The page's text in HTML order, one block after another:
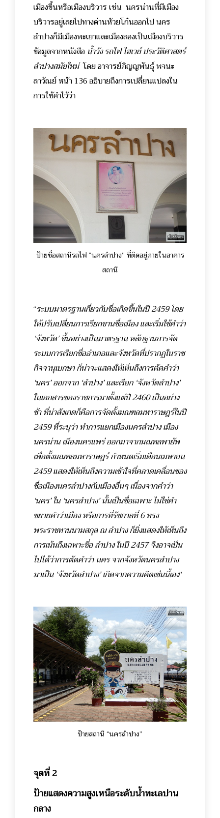
เมืองขึ้นหรือเมืองบริวาร เช่น นครน่านที่มีเมือง
บริวารอยู่เลยไปทางด่านห้วยโก๋นออกไป นคร
ลำปางก็มีเมืองพะเยาและเมืองลองเป็นเมืองบริวาร
ข้อมูลจากหนังสือ น้ำวัง รถไฟ ไฮเวย์ประวัติศาสตร์
ลำปางสมัยใหม่โดย อาจารย์ภิญญพันธุ์ พจนะ
ลาวัณย์ หน้า 136 อธิบายถึงการเปลี่ยนแปลงใน
การใช้คำไว้ว่า
ป้ายชื่อสถานีรถไฟ “นครลำปาง” ที่ติดอยู่ภายในอาคาร
สถานี
“ระบบมาตรฐานเกี่ยวกับชื่อเกิดขึ้นในปี 2459 โดย
ให้ปรับเปลี่ยนการเรียกขานชื่อเมือง และเริ่มใช้คำว่า
‘จังหวัด’ขึ้นอย่างเป็นมาตรฐาน หลักฐานการจัด
ระบบการเรียกชื่ออำเภอและจังหวัดที่ปรากฏในราช
กิจจานุเบกษา ก็น่าจะแสดงให้เห็นถึงการตัดคำว่า
‘นคร’ออกจาก ‘ลำปาง’และเรียก ‘จังหวัดลำปาง’
ในเอกสารของราชการมาตั้งแต่ปี 2460 เป็นอย่าง
ช้า ที่น่าสังเกตก็คือการจัดตั้งมณฑลมหาราษฎร์ในปี
2459 ที่ระบุว่า ทำการแยกเมืองนครลำปาง เมือง
นครน่าน เมืองนครแพร่ ออกมาจากมณฑลพายัพ
เพื่อตั้งมณฑลมหาราษฎร์ กำหนดเริ่มเดือนเมษายน
2459 แสดงให้เห็นถึงความเข้าใจที่คลาดเคลื่อนของ
ชื่อเมืองนครลำปางกับเมืองอื่นๆ เนื่องจากคำว่า
‘นคร’ใน ‘นครลำปาง’นั้นเป็นชื่อเฉพาะ ไม่ใช่คำ
ขยายคำว่าเมือง หรือการที่รัชกาลที่ 6 ทรง
พระราชทานนามสกุล ณ ลำปาง ก็ยิ่งแสดงให้เห็นถึง
การเน้นถึงเฉพาะชื่อ ลำปาง ในปี 2457 จึงอาจเป็น
ไปได้ว่าการตัดคำว่า นคร จากจังหวัดนครลำปาง
มาเป็น ‘จังหวัดลำปาง’เกิดจากความคิดเช่นนี้เอง”
ป้ายสถานี “นครลำปาง”
จุดที่ 2
ป้ายแสดงความสูงเหนือระดับน้ำทะเลปาน
กลาง